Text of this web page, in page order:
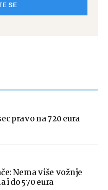
SE
pravo na 720 eura
Nema više vožnje
i do 570 eura